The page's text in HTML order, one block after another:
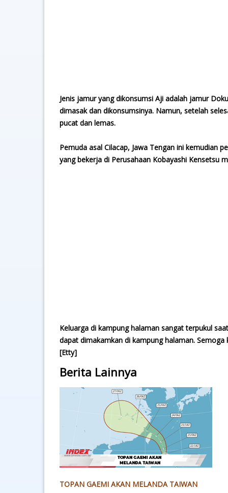
Jenis jamur yang dikonsumsi Aji adalah jamur
dimasak dan dikonsumsinya. Namun, setelah
pucat dan lemas.
Pemuda asal Cilacap, Jawa Tengan ini kemudian
yang bekerja di Perusahaan Kobayashi Kensetsu
Keluarga di kampung halaman sangat terpukul
dapat dimakamkan di kampung halaman.
[Etty]
Berita Lainnya
TOPAN GAEMI AKAN MELANDA TAIWAN